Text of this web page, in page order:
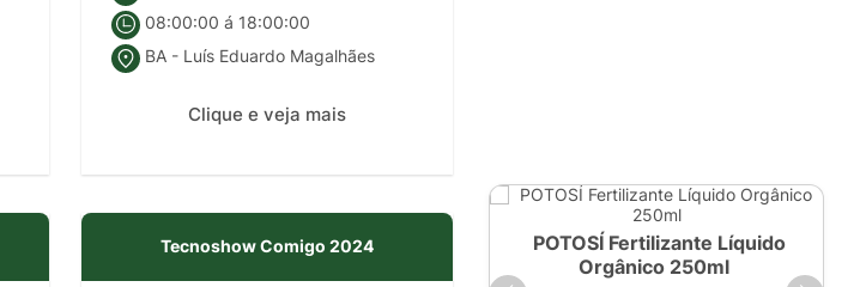
08:00:00 á 18:00:00
BA - Luís Eduardo Magalhães
Clique e veja mais
Tecnoshow Comigo 2024
POTOSÍ Fertilizante Líquido
POTOSÍ Fertilizante Líquido
Orgânico 250ml